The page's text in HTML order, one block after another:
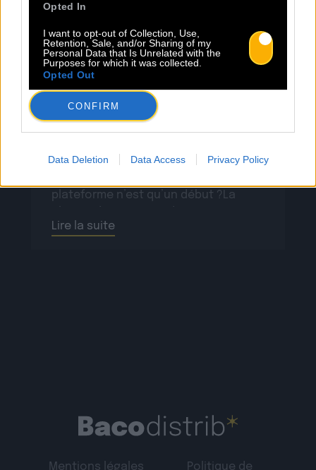
Opted In
I want to opt-out of Collection, Use,
Retention, Sale, and/or Sharing of my
Personal Data that Is Unrelated with the
Purposes for which it was collected.
Opted Out
CONFIRM
Data Deletion Data Access Privacy Policy
plateformes de streaming
Dans l’industrie musicale actuelle,
publier sa musique sur les
plateformes de streaming est une
chose, mais gérer sa présence en
probablement déjà Spotify for Artists.
plateforme n’est qu’un début ?La
majeurs proposent des […]
Lire la suite
Previous
Mentions légales
Politique de